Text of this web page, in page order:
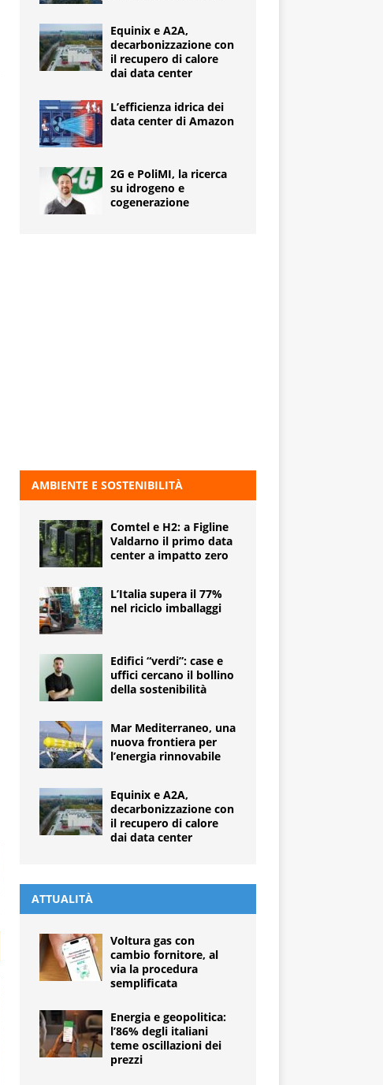
Equinix e A2A,
decarbonizzazione con
il recupero di calore
dai data center
L’efficienza idrica dei
data center di Amazon
2G e PoliMI, la ricerca
su idrogeno e
cogenerazione
AMBIENTE E SOSTENIBILITÀ
Comtel e H2: a Figline
Valdarno il primo data
center a impatto zero
L’Italia supera il 77%
nel riciclo imballaggi
Edifici “verdi”: case e
uffici cercano il bollino
della sostenibilità
Mar Mediterraneo, una
nuova frontiera per
l’energia rinnovabile
Equinix e A2A,
decarbonizzazione con
il recupero di calore
dai data center
ATTUALITÀ
Voltura gas con
cambio fornitore, al
via la procedura
semplificata
Energia e geopolitica:
l’86% degli italiani
teme oscillazioni dei
prezzi